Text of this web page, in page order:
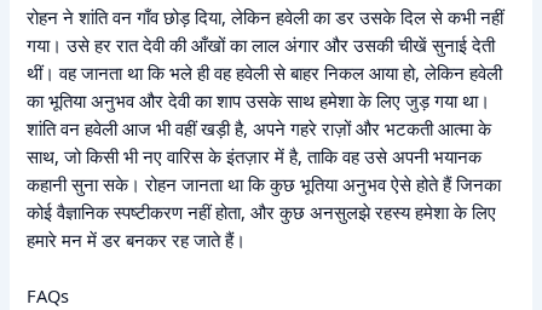
रोहन ने शांति वन गाँव छोड़ दिया, लेकिन हवेली का डर उसके दिल से कभी नहीं
गया। उसे हर रात देवी की आँखों का लाल अंगार और उसकी चीखें सुनाई देती
थीं। वह जानता था कि भले ही वह हवेली से बाहर निकल आया हो, लेकिन हवेली
का भूतिया अनुभव और देवी का शाप उसके साथ हमेशा के लिए जुड़ गया था।
शांति वन हवेली आज भी वहीं खड़ी है, अपने गहरे राज़ों और भटकती आत्मा के
साथ, जो किसी भी नए वारिस के इंतज़ार में है, ताकि वह उसे अपनी भयानक
कहानी सुना सके। रोहन जानता था कि कुछ भूतिया अनुभव ऐसे होते हैं जिनका
कोई वैज्ञानिक स्पष्टीकरण नहीं होता, और कुछ अनसुलझे रहस्य हमेशा के लिए
हमारे मन में डर बनकर रह जाते हैं।
FAQs